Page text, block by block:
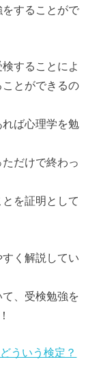
することがで
することによ
とができるの
ば心理学を勉
だけで終わっ
を証明として
く解説してい
、受検勉強を
ういう検定？